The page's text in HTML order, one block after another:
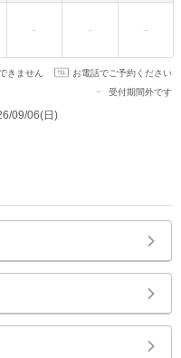
きません
お電話でご予約ください
受付期間外です
09/06(日)